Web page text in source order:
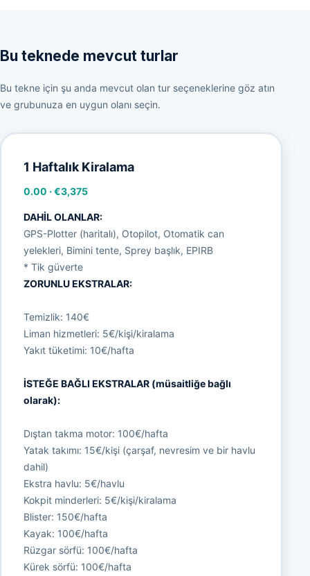
Bu teknede mevcut turlar
Bu tekne için şu anda mevcut olan tur seçeneklerine göz atın
ve grubunuza en uygun olanı seçin.
1 Haftalık Kiralama
0.00 ·€3,375
DAHİL OLANLAR:
GPS-Plotter (haritalı), Otopilot, Otomatik can
yelekleri, Bimini tente, Sprey başlık, EPIRB
* Tik güverte
ZORUNLU EKSTRALAR:
Temizlik: 140€
Liman hizmetleri: 5€/kişi/kiralama
Yakıt tüketimi: 10€/hafta
İSTEĞE BAĞLI EKSTRALAR (müsaitliğe bağlı
olarak):
Dıştan takma motor: 100€/hafta
Yatak takımı: 15€/kişi (çarşaf, nevresim ve bir havlu
dahil)
Ekstra havlu: 5€/havlu
Kokpit minderleri: 5€/kişi/kiralama
Blister: 150€/hafta
Kayak: 100€/hafta
Rüzgar sörfü: 100€/hafta
Kürek sörfü: 100€/hafta